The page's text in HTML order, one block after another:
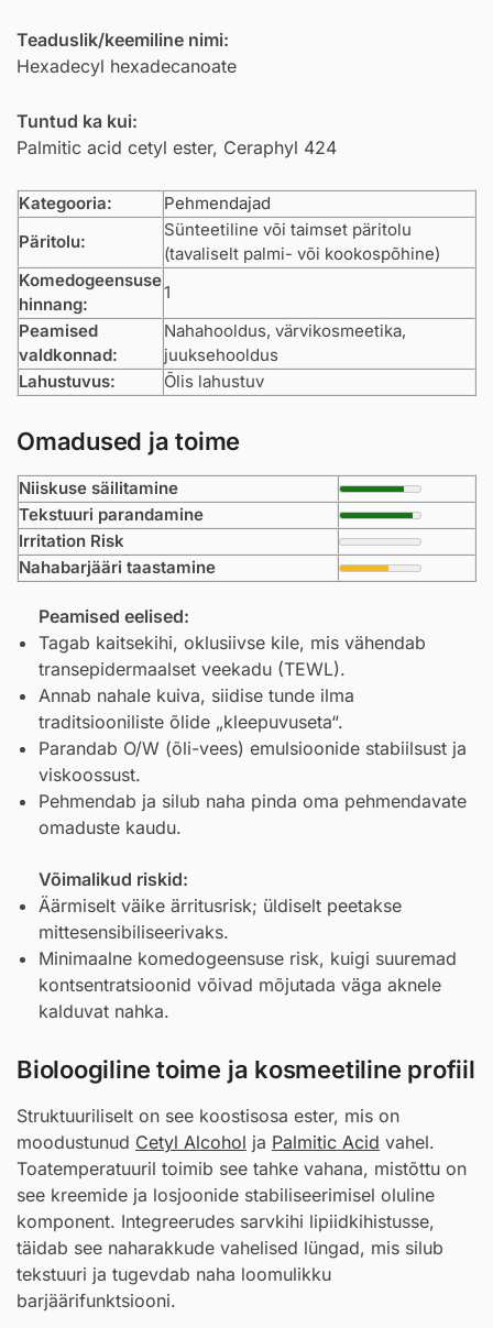
Teaduslik/keemiline nimi:
Hexadecyl hexadecanoate
Tuntud ka kui:
Palmitic acid cetyl ester, Ceraphyl 424
Kategooria:
Pehmendajad
Päritolu:
Sünteetiline või taimset päritolu
(tavaliselt palmi- või kookospõhine)
Komedogeensuse
hinnang:
1
Peamised
valdkonnad:
Nahahooldus, värvikosmeetika,
juuksehooldus
Lahustuvus:
Õlis lahustuv
Omadused ja toime
Niiskuse säilitamine
Tekstuuri parandamine
Irritation Risk
Nahabarjääri taastamine
Peamised eelised:
Tagab kaitsekihi, oklusiivse kile, mis vähendab
transepidermaalset veekadu (TEWL).
Annab nahale kuiva, siidise tunde ilma
traditsiooniliste õlide „kleepuvuseta“.
Parandab O/W (õli-vees) emulsioonide stabiilsust ja
viskoossust.
Pehmendab ja silub naha pinda oma pehmendavate
omaduste kaudu.
Võimalikud riskid:
Äärmiselt väike ärritusrisk; üldiselt peetakse
mittesensibiliseerivaks.
Minimaalne komedogeensuse risk, kuigi suuremad
kontsentratsioonid võivad mõjutada väga aknele
kalduvat nahka.
Bioloogiline toime ja kosmeetiline profiil
Struktuuriliselt on see koostisosa ester, mis on
moodustunud Cetyl Alcohol ja Palmitic Acid vahel.
Toatemperatuuril toimib see tahke vahana, mistõttu on
see kreemide ja losjoonide stabiliseerimisel oluline
komponent. Integreerudes sarvkihi lipiidkihistusse,
täidab see naharakkude vahelised lüngad, mis silub
tekstuuri ja tugevdab naha loomulikku
barjäärifunktsiooni.